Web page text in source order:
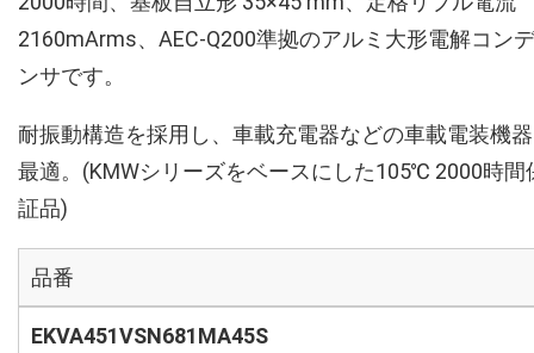
2160mArms、AEC-Q200準拠のアルミ大形電解コンデ
ンサです。
耐振動構造を採用し、車載充電器などの車載電装機
最適。(KMWシリーズをベースにした105℃ 2000時間
証品)
品番
EKVA451VSN681MA45S